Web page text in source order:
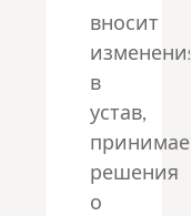
вносит
изменения
в
устав,
принимает
решения
о